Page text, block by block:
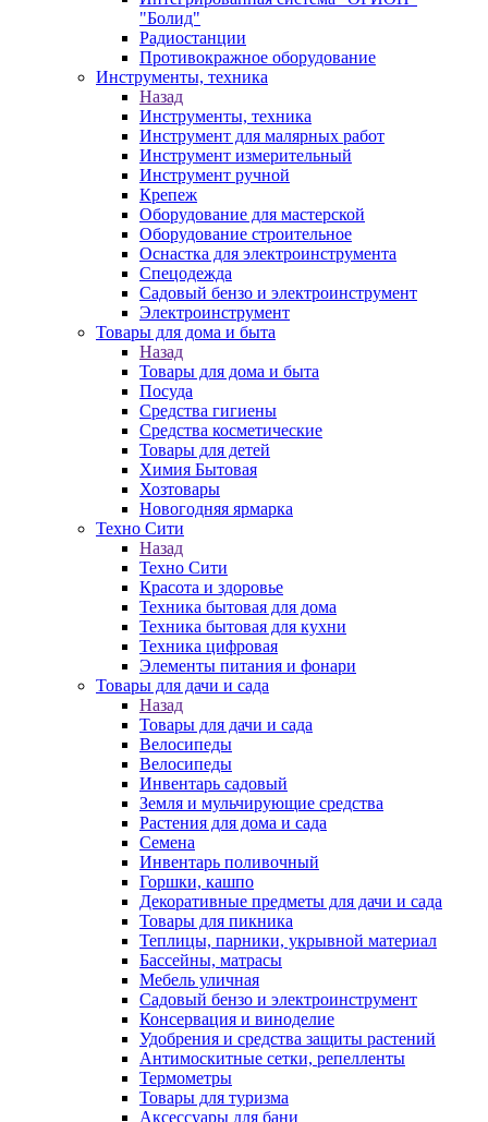
"Болид"
Радиостанции
Противокражное оборудование
Инструменты, техника
Назад
Инструменты, техника
Инструмент для малярных работ
Инструмент измерительный
Инструмент ручной
Крепеж
Оборудование для мастерской
Оборудование строительное
Оснастка для электроинструмента
Спецодежда
Садовый бензо и электроинструмент
Электроинструмент
Товары для дома и быта
Назад
Товары для дома и быта
Посуда
Средства гигиены
Средства косметические
Товары для детей
Химия Бытовая
Хозтовары
Новогодняя ярмарка
Техно Сити
Назад
Техно Сити
Красота и здоровье
Техника бытовая для дома
Техника бытовая для кухни
Техника цифровая
Элементы питания и фонари
Товары для дачи и сада
Назад
Товары для дачи и сада
Велосипеды
Велосипеды
Инвентарь садовый
Земля и мульчирующие средства
Растения для дома и сада
Семена
Инвентарь поливочный
Горшки, кашпо
Декоративные предметы для дачи и сада
Товары для пикника
Теплицы, парники, укрывной материал
Бассейны, матрасы
Мебель уличная
Садовый бензо и электроинструмент
Консервация и виноделие
Удобрения и средства защиты растений
Антимоскитные сетки, репелленты
Термометры
Товары для туризма
Аксессуары для бани